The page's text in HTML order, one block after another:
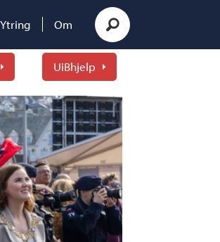
Ytring Om
UiBhjelp